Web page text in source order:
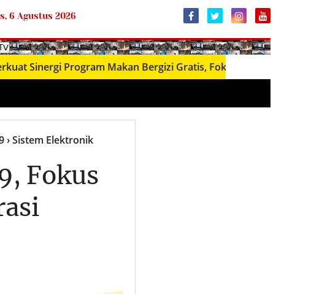
6 Agustus 2026
Program Makan Bergizi Gratis, Fokus Daerah dengan Stunting
› Sistem Elektronik
Fokus